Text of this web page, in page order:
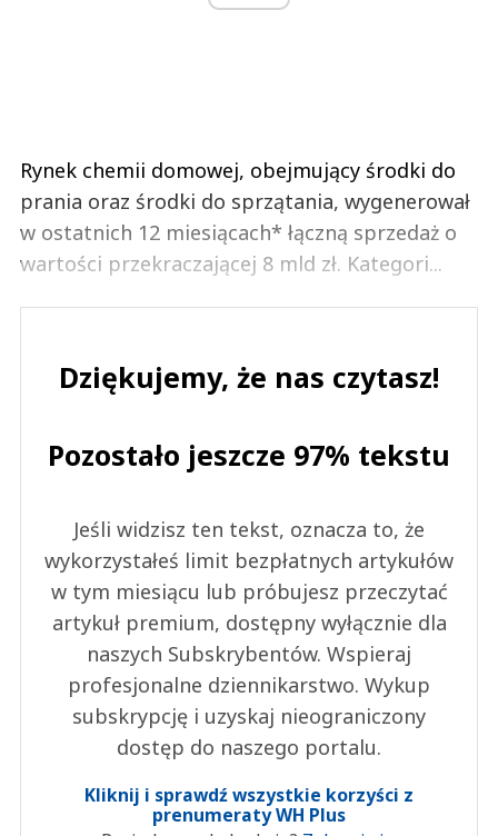
Rynek chemii domowej, obejmujący środki do
prania oraz środki do sprzątania, wygenerował
w ostatnich 12 miesiącach* łączną sprzedaż o
wartości przekraczającej 8 mld zł. Kategori...
Dziękujemy, że nas czytasz!
Pozostało jeszcze 97% tekstu
Jeśli widzisz ten tekst, oznacza to, że
wykorzystałeś limit bezpłatnych artykułów
w tym miesiącu lub próbujesz przeczytać
artykuł premium, dostępny wyłącznie dla
naszych Subskrybentów. Wspieraj
profesjonalne dziennikarstwo. Wykup
subskrypcję i uzyskaj nieograniczony
dostęp do naszego portalu.
Kliknij i sprawdź wszystkie korzyści z
prenumeraty WH Plus